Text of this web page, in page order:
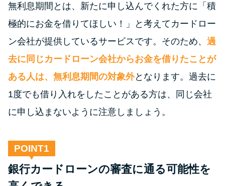
アコムとレイクどっちがいい
の？ カードローンの選び方を徹
プロミスの返済方法を徹底解
説！ もっとも便利でお得な返済
方法はどれ？
無利息期間とは、新たに申し込んでくれた方に「積
極的にお金を借りてほしい！」と考えてカードロー
ン会社が提供しているサービスです。そのため、 過
去に同じカードローン会社からお金を借りたことが
ある人は、無利息期間の対象外となります。過去に
1度でも借り入れをしたことがある方は、同じ会社
に申し込まないように注意しましょう。
POINT
銀行カードローンの審査に通る可能性を